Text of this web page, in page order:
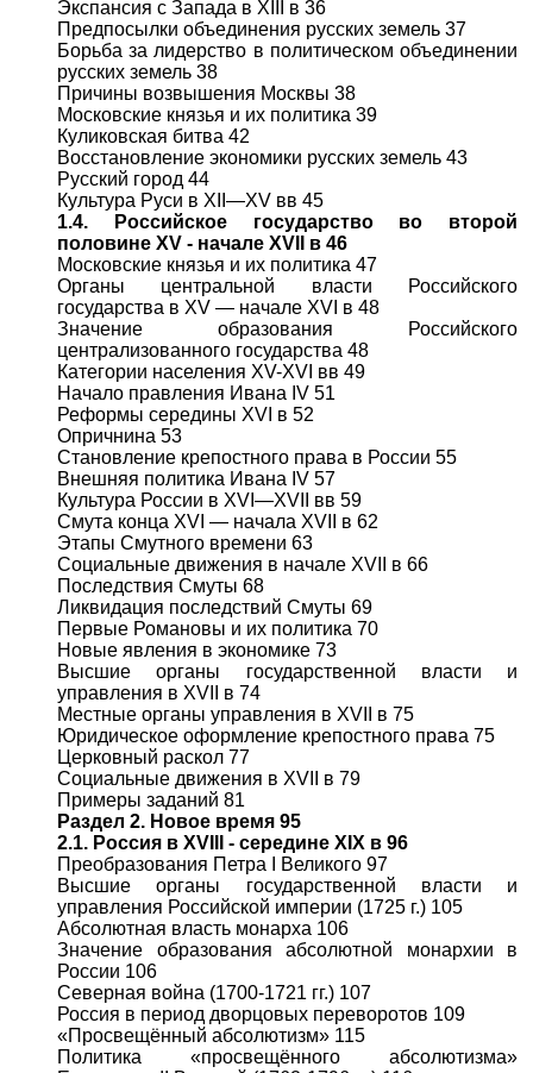
Экспансия с Запада в XIII в 36
Предпосылки объединения русских земель 37
Борьба за лидерство в политическом объединении
русских земель 38
Причины возвышения Москвы 38
Московские князья и их политика 39
Куликовская битва 42
Восстановление экономики русских земель 43
Русский город 44
Культура Руси в XII—XV вв 45
1.4. Российское государство во второй
половине XV - начале XVII в 46
Московские князья и их политика 47
Органы центральной власти Российского
государства в XV — начале XVI в 48
Значение образования Российского
централизованного государства 48
Категории населения XV-XVI вв 49
Начало правления Ивана IV 51
Реформы середины XVI в 52
Опричнина 53
Становление крепостного права в России 55
Внешняя политика Ивана IV 57
Культура России в XVI—XVII вв 59
Смута конца XVI — начала XVII в 62
Этапы Смутного времени 63
Социальные движения в начале XVII в 66
Последствия Смуты 68
Ликвидация последствий Смуты 69
Первые Романовы и их политика 70
Новые явления в экономике 73
Высшие органы государственной власти и
управления в XVII в 74
Местные органы управления в XVII в 75
Юридическое оформление крепостного права 75
Церковный раскол 77
Социальные движения в XVII в 79
Примеры заданий 81
Раздел 2. Новое время 95
2.1. Россия в XVIII - середине XIX в 96
Преобразования Петра I Великого 97
Высшие органы государственной власти и
управления Российской империи (1725 г.) 105
Абсолютная власть монарха 106
Значение образования абсолютной монархии в
России 106
Северная война (1700-1721 гг.) 107
Россия в период дворцовых переворотов 109
«Просвещённый абсолютизм» 115
Политика «просвещённого абсолютизма»